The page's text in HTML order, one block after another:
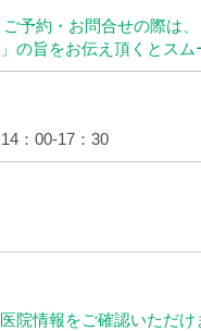
ご予約・お問合せの際は
の旨をお伝え頂くとスム
：00-17：30
院情報をご確認いただけ